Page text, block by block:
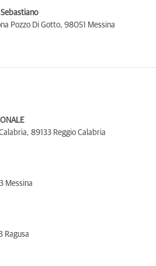
Pozzo Di Gotto, 98051 Messina
89133 Reggio Calabria
Messina
Ragusa